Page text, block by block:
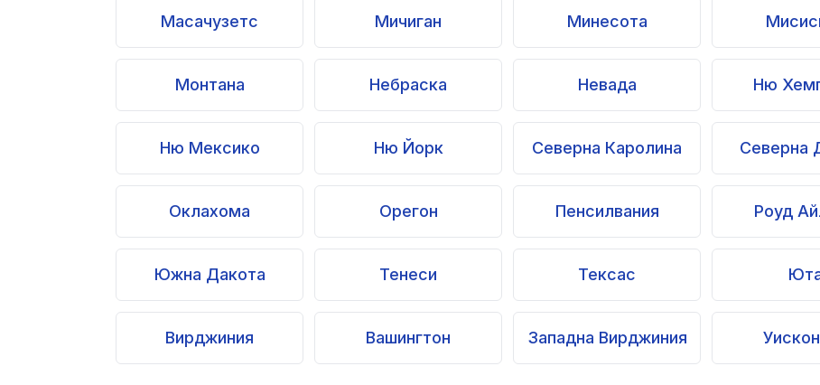
Масачузетс Мичиган Минесота
Монтана Небраска Невада Ню
Ню Мексико Ню Йорк Северна Каролина Северна
Оклахома Орегон Пенсилвания Роуд
Южна Дакота Тенеси Тексас
Вирджиния Вашингтон Западна Вирджиния